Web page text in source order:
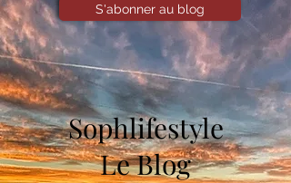
S'abonner au blog
Sophlifestyle
Le Blog